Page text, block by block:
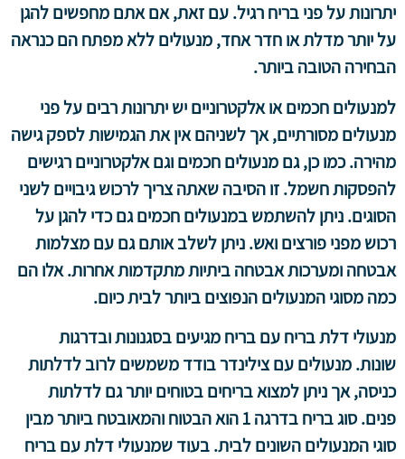
יתרונות על פני בריח רגיל. עם זאת, אם אתם מחפשים להגן
על יותר מדלת או חדר אחד, מנעולים ללא מפתח הם כנראה
הבחירה הטובה ביותר.
למנעולים חכמים או אלקטרוניים יש יתרונות רבים על פני
מנעולים מסורתיים, אך לשניהם אין את הגמישות לספק גישה
מהירה. כמו כן, גם מנעולים חכמים וגם אלקטרוניים רגישים
להפסקות חשמל. זו הסיבה שאתה צריך לרכוש גיבויים לשני
הסוגים. ניתן להשתמש במנעולים חכמים גם כדי להגן על
רכוש מפני פורצים ואש. ניתן לשלב אותם גם עם מצלמות
אבטחה ומערכות אבטחה ביתיות מתקדמות אחרות. אלו הם
כמה מסוגי המנעולים הנפוצים ביותר לבית כיום.
מנעולי דלת בריח עם בריח מגיעים בסגנונות ובדרגות
שונות. מנעולים עם צילינדר בודד משמשים לרוב לדלתות
כניסה, אך ניתן למצוא בריחים בטוחים יותר גם לדלתות
פנים. סוג בריח בדרגה 1 הוא הבטוח והמאובטח ביותר מבין
סוגי המנעולים השונים לבית. בעוד שמנעולי דלת עם בריח